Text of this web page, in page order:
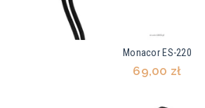
Monacor ES-220
69,00 zł